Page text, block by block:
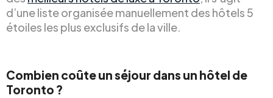
d’une liste organisée manuellement des hôtels 5
étoiles les plus exclusifs de la ville.
Combien coûte un séjour dans un hôtel de
Toronto ?